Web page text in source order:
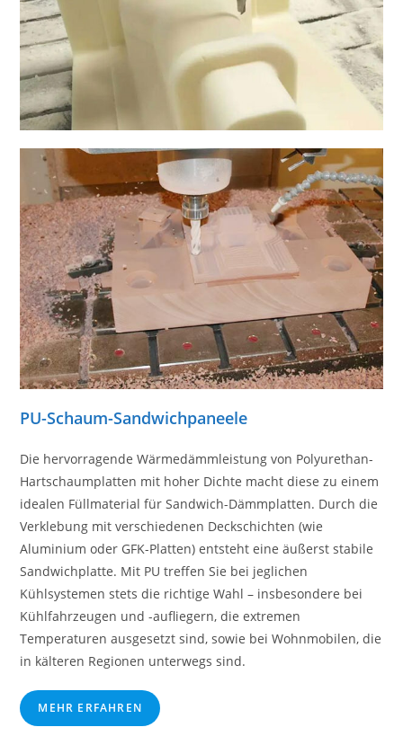
PU-Schaum-Sandwichpaneele
Die hervorragende Wärmedämmleistung von Polyurethan-
Hartschaumplatten mit hoher Dichte macht diese zu einem
idealen Füllmaterial für Sandwich-Dämmplatten. Durch die
Verklebung mit verschiedenen Deckschichten (wie
Aluminium oder GFK-Platten) entsteht eine äußerst stabile
Sandwichplatte. Mit PU treffen Sie bei jeglichen
Kühlsystemen stets die richtige Wahl – insbesondere bei
Kühlfahrzeugen und -aufliegern, die extremen
Temperaturen ausgesetzt sind, sowie bei Wohnmobilen, die
in kälteren Regionen unterwegs sind.
MEHR ERFAHREN